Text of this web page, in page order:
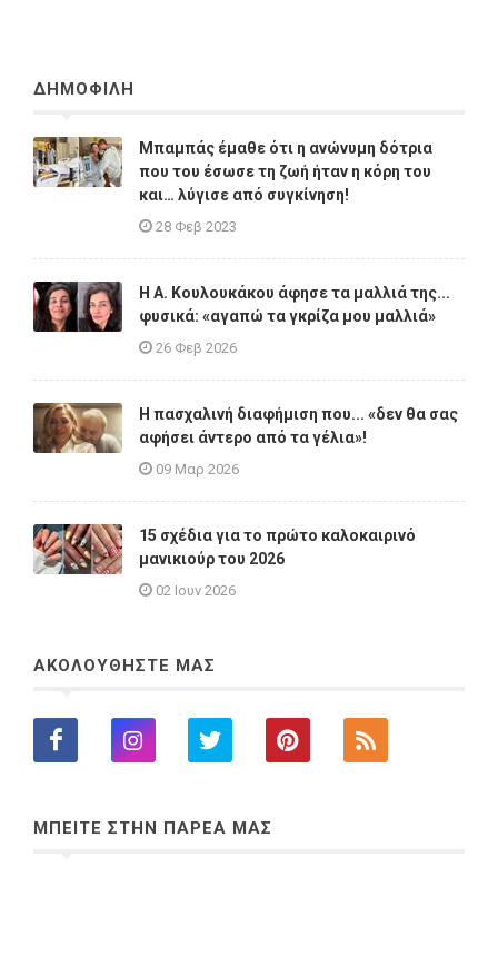
ΔΗΜΟΦΙΛΗ
Μπαμπάς έμαθε ότι η ανώνυμη δότρια
που του έσωσε τη ζωή ήταν η κόρη του
και… λύγισε από συγκίνηση!
28 Φεβ 2023
Η A. Κουλουκάκου άφησε τα μαλλιά της...
φυσικά: «αγαπώ τα γκρίζα μου μαλλιά»
26 Φεβ 2026
Η πασχαλινή διαφήμιση που... «δεν θα σας
αφήσει άντερο από τα γέλια»!
09 Μαρ 2026
15 σχέδια για το πρώτο καλοκαιρινό
μανικιούρ του 2026
02 Ιουν 2026
ΑΚΟΛΟΥΘΗΣΤΕ ΜΑΣ
ΜΠΕΙΤΕ ΣΤΗΝ ΠΑΡΕΑ ΜΑΣ